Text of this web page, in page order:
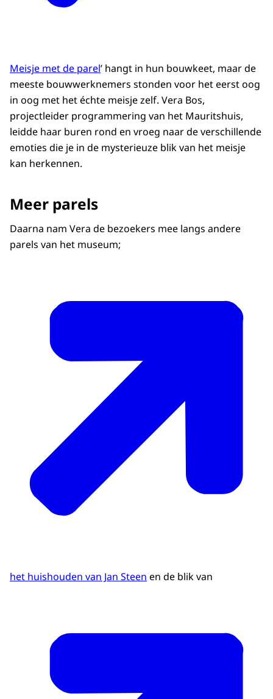
Meisje met de parel’ hangt in hun bouwkeet, maar de
meeste bouwwerknemers stonden voor het eerst oog
in oog met het échte meisje zelf. Vera Bos,
projectleider programmering van het Mauritshuis,
leidde haar buren rond en vroeg naar de verschillende
emoties die je in de mysterieuze blik van het meisje
kan herkennen.
Meer parels
Daarna nam Vera de bezoekers mee langs andere
parels van het museum;
het huishouden van Jan Steen en de blik van